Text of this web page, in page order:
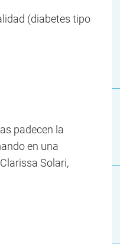
(diabetes tipo
padecen la
en una
Solari,